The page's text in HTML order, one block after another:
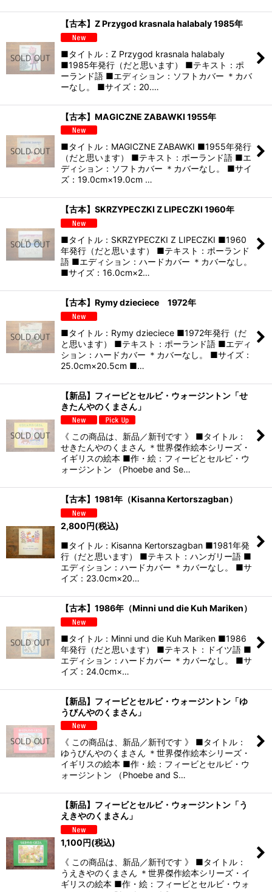
【古本】Z Przygod krasnala halabaly 1985年
■タイトル：Z Przygod krasnala halabaly
■1985年発行（だと思います） ■テキスト：ポ
ーランド語 ■エディション：ソフトカバー ＊カバ
ーなし。 ■サイズ：20.…
【古本】MAGICZNE ZABAWKI 1955年
■タイトル：MAGICZNE ZABAWKI ■1955年発行
（だと思います） ■テキスト：ポーランド語 ■エ
ディション：ソフトカバー ＊カバーなし。 ■サイ
ズ：19.0cm×19.0cm …
【古本】SKRZYPECZKI Z LIPECZKI 1960年
■タイトル：SKRZYPECZKI Z LIPECZKI ■1960
年発行（だと思います） ■テキスト：ポーランド
語 ■エディション：ハードカバー ＊カバーなし。
■サイズ：16.0cm×2…
【古本】Rymy dzieciece 1972年
■タイトル：Rymy dzieciece ■1972年発行（だ
と思います） ■テキスト：ポーランド語 ■エディ
ション：ハードカバー ＊カバーなし。 ■サイズ：
25.0cm×20.5cm ■…
【新品】フィービとセルビ・ウォージントン「せ
きたんやのくまさん」
《 この商品は、新品／新刊です 》 ■タイトル：
せきたんやのくまさん ＊世界傑作絵本シリーズ・
イギリスの絵本 ■作・絵：フィービとセルビ・ウ
ォージントン （Phoebe and Se…
【古本】1981年（Kisanna Kertorszagban）
2,800円(税込)
■タイトル：Kisanna Kertorszagban ■1981年発
行（だと思います） ■テキスト：ハンガリー語 ■
エディション：ハードカバー ＊カバーなし。 ■サ
イズ：23.0cm×20…
【古本】1986年（Minni und die Kuh Mariken）
■タイトル：Minni und die Kuh Mariken ■1986
年発行（だと思います） ■テキスト：ドイツ語 ■
エディション：ハードカバー ＊カバーなし。 ■サ
イズ：24.0cm×…
【新品】フィービとセルビ・ウォージントン「ゆ
うびんやのくまさん」
《 この商品は、新品／新刊です 》 ■タイトル：
ゆうびんやのくまさん ＊世界傑作絵本シリーズ・
イギリスの絵本 ■作・絵：フィービとセルビ・ウ
ォージントン （Phoebe and S…
【新品】フィービとセルビ・ウォージントン「う
えきやのくまさん」
1,100円(税込)
《 この商品は、新品／新刊です 》 ■タイトル：
うえきやのくまさん ＊世界傑作絵本シリーズ・イ
ギリスの絵本 ■作・絵：フィービとセルビ・ウォ